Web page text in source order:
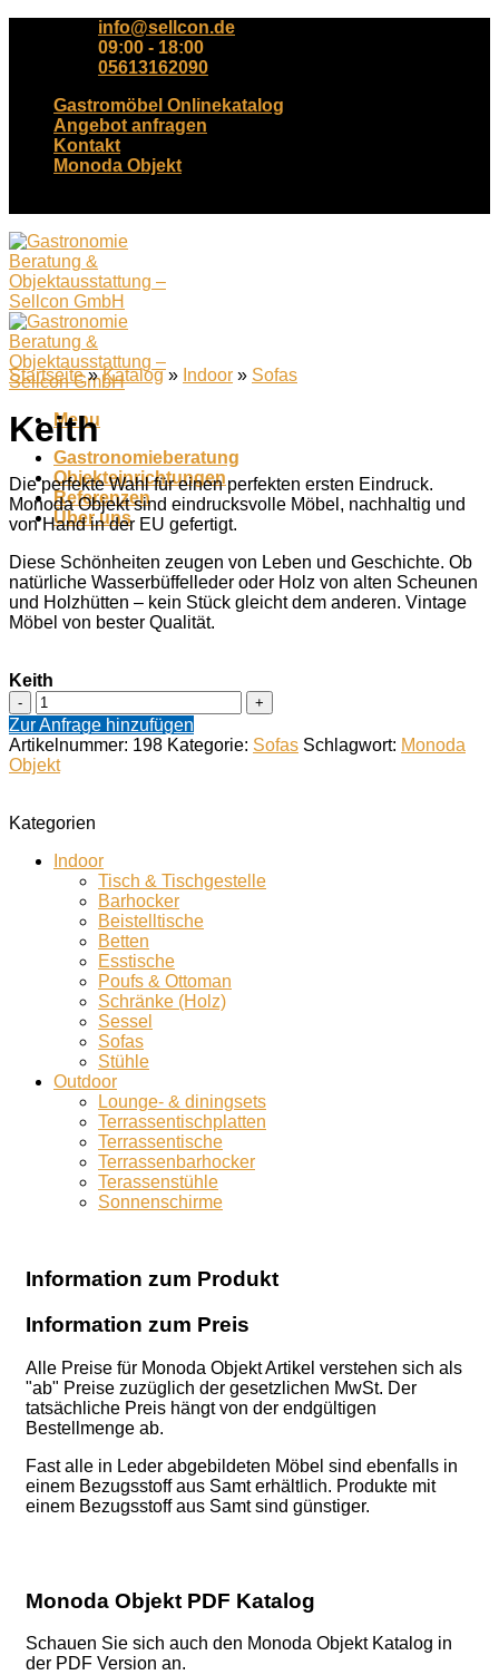
info@sellcon.de
09:00 - 18:00
05613162090
Gastromöbel Onlinekatalog
Angebot anfragen
Kontakt
Monoda Objekt
Menu
Gastronomieberatung
Objekteinrichtungen
Referenzen
Über uns
Startseite » Katalog » Indoor » Sofas
Keith
Die perfekte Wahl für einen perfekten ersten Eindruck.
Monoda Objekt sind eindrucksvolle Möbel, nachhaltig und
von Hand in der EU gefertigt.
Diese Schönheiten zeugen von Leben und Geschichte. Ob
natürliche Wasserbüffelleder oder Holz von alten Scheunen
und Holzhütten – kein Stück gleicht dem anderen. Vintage
Möbel von bester Qualität.
Keith
Keith
Menge
Zur Anfrage hinzufügen
Artikelnummer: 198 Kategorie: Sofas Schlagwort: Monoda
Objekt
Kategorien
Indoor
Tisch & Tischgestelle
Barhocker
Beistelltische
Betten
Esstische
Poufs & Ottoman
Schränke (Holz)
Sessel
Sofas
Stühle
Outdoor
Lounge- & diningsets
Terrassentischplatten
Terrassentische
Terrassenbarhocker
Terassenstühle
Sonnenschirme
Information zum Produkt
Information zum Preis
Alle Preise für Monoda Objekt Artikel verstehen sich als
"ab" Preise zuzüglich der gesetzlichen MwSt. Der
tatsächliche Preis hängt von der endgültigen
Bestellmenge ab.
Fast alle in Leder abgebildeten Möbel sind ebenfalls in
einem Bezugsstoff aus Samt erhältlich. Produkte mit
einem Bezugsstoff aus Samt sind günstiger.
Monoda Objekt PDF Katalog
Schauen Sie sich auch den Monoda Objekt Katalog in
der PDF Version an.